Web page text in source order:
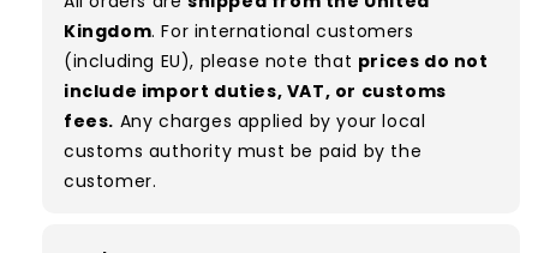
Kingdom. For international customers
(including EU), please note that prices do not
include import duties, VAT, or customs
fees. Any charges applied by your local
customs authority must be paid by the
customer.